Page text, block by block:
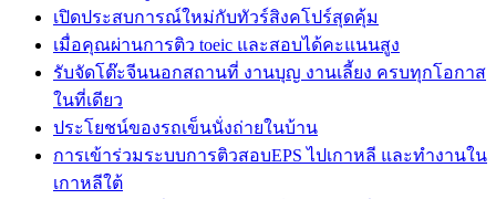
เปิดประสบการณ์ใหม่กับทัวร์สิงคโปร์สุดคุ้ม
เมื่อคุณผ่านการติว toeic และสอบได้คะแนนสูง
รับจัดโต๊ะจีนนอกสถานที่ งานบุญ งานเลี้ยง ครบทุกโอกาส
ในที่เดียว
ประโยชน์ของรถเข็นนั่งถ่ายในบ้าน
การเข้าร่วมระบบการติวสอบEPS ไปเกาหลี และทำงานใน
เกาหลีใต้